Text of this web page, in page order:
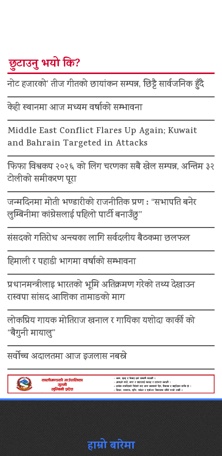
छुटाउनु भयो कि?
नोट हजारको’ तीज गीतको छायांकन सम्पन्न, छिट्टै सार्वजनिक हुँदै
केही स्थानमा आज मध्यम वर्षाको सम्भावना
Middle East Conflict Flares Up Again; Kuwait
and Bahrain Targeted in Attacks
फिफा विश्वकप २०२६ को लिग चरणका सबै खेल सम्पन्न, अन्तिम ३२
टोलीको समीकरण पूरा
जन्मदिनमा मोती भण्डारीको राजनीतिक प्रण : “सभापति बनेर
लुम्बिनीमा कांग्रेसलाई पहिलो पार्टी बनाउँछु”
संसदको गतिरोध अन्त्यका लागि सर्वदलीय बैठकमा छलफल
हिमाली र पहाडी भागमा वर्षाको सम्भावना
प्रधानमन्त्रीलाइ भारतको भूमि अतिक्रमण गरेको तथ्य देखाउन
रास्वपा सांसद आशिका तामाङको माग
लोकप्रिय गायक मोतिराज खनाल र गायिका यशोदा कार्की को
“बैगुनी मायालु”
सर्वोच्च अदालतमा आज इजलास नबस्ने
हाम्रो बारेमा